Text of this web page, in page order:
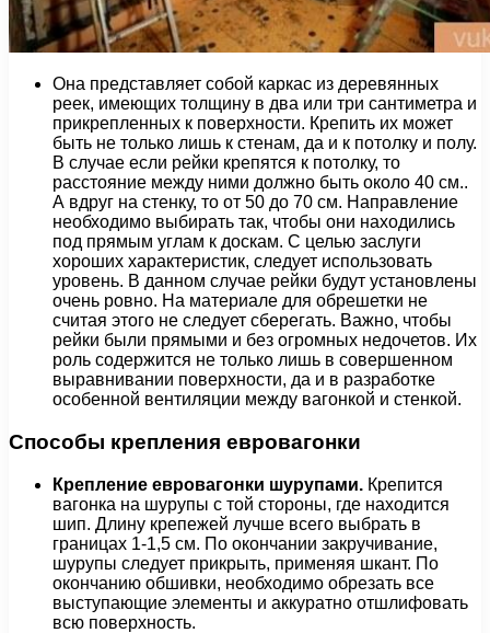
Она представляет собой каркас из деревянных
реек, имеющих толщину в два или три сантиметра и
прикрепленных к поверхности. Крепить их может
быть не только лишь к стенам, да и к потолку и полу.
В случае если рейки крепятся к потолку, то
расстояние между ними должно быть около 40 см..
А вдруг на стенку, то от 50 до 70 см. Направление
необходимо выбирать так, чтобы они находились
под прямым углам к доскам. С целью заслуги
хороших характеристик, следует использовать
уровень. В данном случае рейки будут установлены
очень ровно. На материале для обрешетки не
считая этого не следует сберегать. Важно, чтобы
рейки были прямыми и без огромных недочетов. Их
роль содержится не только лишь в совершенном
выравнивании поверхности, да и в разработке
особенной вентиляции между вагонкой и стенкой.
Способы крепления евровагонки
Крепление евровагонки шурупами. Крепится
вагонка на шурупы с той стороны, где находится
шип. Длину крепежей лучше всего выбрать в
границах 1-1,5 см. По окончании закручивание,
шурупы следует прикрыть, применяя шкант. По
окончанию обшивки, необходимо обрезать все
выступающие элементы и аккуратно отшлифовать
всю поверхность.